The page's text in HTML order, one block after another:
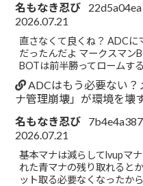
名もなき忍び
22d5a04ea
2026.07.21
直さなくて良くね？ ADCに
だったんだよ マークスマン
BOTは前半勝ってロームす
ADCはもう必要ない？
ナ管理崩壊」が環境を壊
名もなき忍び
7b4e4a387
2026.07.21
基本マナは減らしてlvupマ
れた青マナの残り取れると
ット取る必要なくなったか